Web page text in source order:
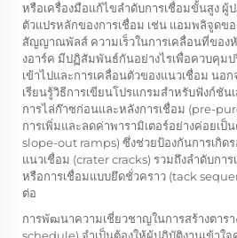
หรือเครื่องมือแก้ไขลำดับการเชื่อมขั้นสูง ผู้ป
ตัวแปรหลักของการเชื่อม เช่น แอมพลิจูดข
สัญญาณพัลส์ ความเร็วในการเคลื่อนที่ของ
งอาร์ค มีปฏิสัมพันธ์กันอย่างไรเพื่อควบคุ
เข้าไปและการเคลื่อนตัวของแนวเชื่อม นอ
เรียนรู้วิธีการเขียนโปรแกรมสำหรับฟังก์ชันเ
การไล่ก๊าซก่อนและหลังการเชื่อม (pre-
การเพิ่มและลดค่าพารามิเตอร์อย่างค่อยเ
slope-out ramps) ซึ่งช่วยป้องกันการเกิด
แนวเชื่อม (crater cracks) รวมถึงลำดับกา
หรือการเชื่อมแบบยึดชั่วคราว (tack
ต่อ
การพัฒนาความเชี่ยวชาญในการสร้างตารา